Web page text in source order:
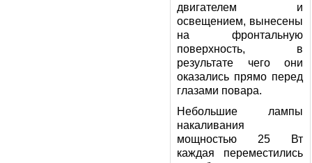
двигателем и
освещением, вынесены
на фронтальную
поверхность, в
результате чего они
оказались прямо перед
глазами повара.
Небольшие лампы
накаливания
мощностью 25 Вт
каждая переместились